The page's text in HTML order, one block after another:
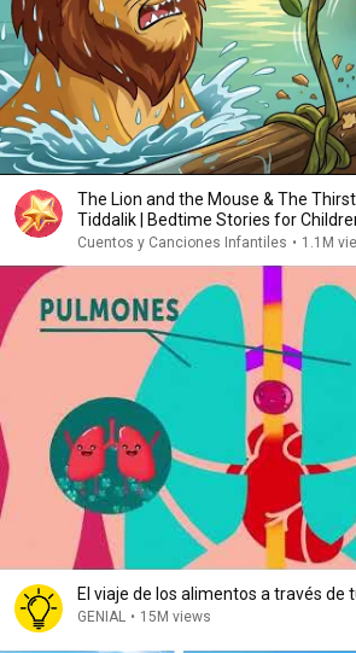
The Lion and the Mouse & The
Tiddalik | Bedtime Stories for
Cuentos y Canciones Infantiles • 1.1M
El viaje de los alimentos a través de
GENIAL • 15M views